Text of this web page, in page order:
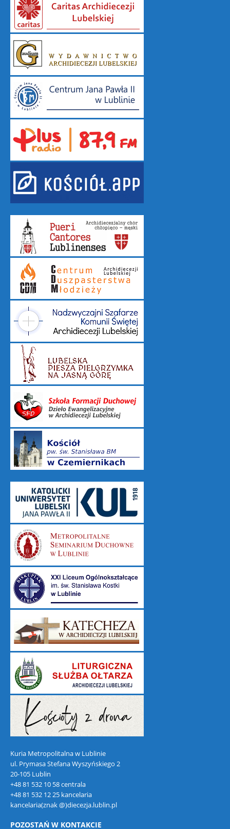
Kuria Metropolitalna w Lublinie
ul. Prymasa Stefana Wyszyńskiego 2
20-105 Lublin
+48 81 532 10 58 centrala
+48 81 532 12 25 kancelaria
kancelaria(znak @)diecezja.lublin.pl
POZOSTAŃ W KONTAKCIE